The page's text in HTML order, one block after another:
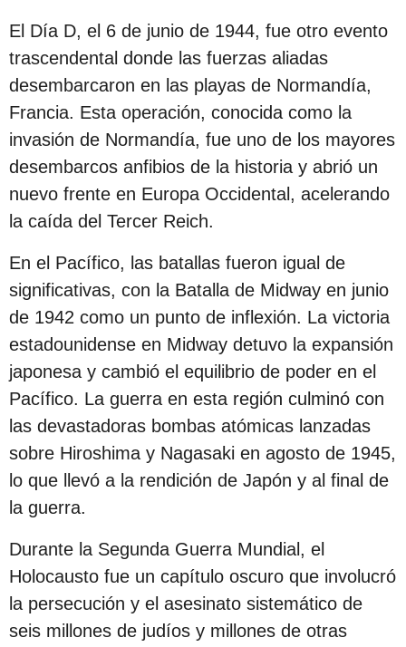
El Día D, el 6 de junio de 1944, fue otro evento
trascendental donde las fuerzas aliadas
desembarcaron en las playas de Normandía,
Francia. Esta operación, conocida como la
invasión de Normandía, fue uno de los mayores
desembarcos anfibios de la historia y abrió un
nuevo frente en Europa Occidental, acelerando
la caída del Tercer Reich.
En el Pacífico, las batallas fueron igual de
significativas, con la Batalla de Midway en junio
de 1942 como un punto de inflexión. La victoria
estadounidense en Midway detuvo la expansión
japonesa y cambió el equilibrio de poder en el
Pacífico. La guerra en esta región culminó con
las devastadoras bombas atómicas lanzadas
sobre Hiroshima y Nagasaki en agosto de 1945,
lo que llevó a la rendición de Japón y al final de
la guerra.
Durante la Segunda Guerra Mundial, el
Holocausto fue un capítulo oscuro que involucró
la persecución y el asesinato sistemático de
seis millones de judíos y millones de otras